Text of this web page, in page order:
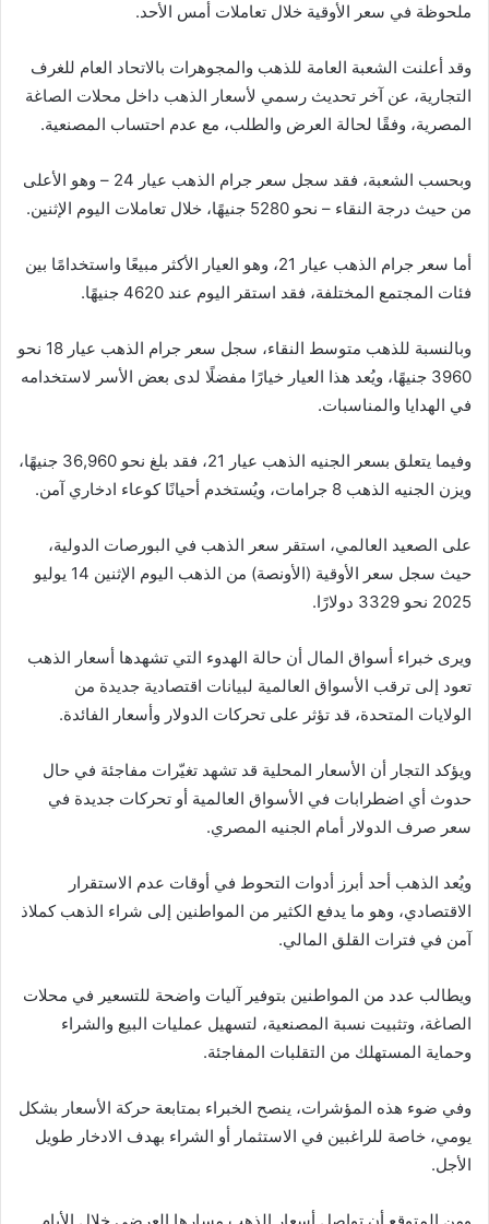
ملحوظة في سعر الأوقية خلال تعاملات أمس الأحد.
وقد أعلنت الشعبة العامة للذهب والمجوهرات بالاتحاد العام للغرف
التجارية، عن آخر تحديث رسمي لأسعار الذهب داخل محلات الصاغة
المصرية، وفقًا لحالة العرض والطلب، مع عدم احتساب المصنعية.
وبحسب الشعبة، فقد سجل سعر جرام الذهب عيار 24 – وهو الأعلى
من حيث درجة النقاء – نحو 5280 جنيهًا، خلال تعاملات اليوم الإثنين.
أما سعر جرام الذهب عيار 21، وهو العيار الأكثر مبيعًا واستخدامًا بين
فئات المجتمع المختلفة، فقد استقر اليوم عند 4620 جنيهًا.
وبالنسبة للذهب متوسط النقاء، سجل سعر جرام الذهب عيار 18 نحو
3960 جنيهًا، ويُعد هذا العيار خيارًا مفضلًا لدى بعض الأسر لاستخدامه
في الهدايا والمناسبات.
وفيما يتعلق بسعر الجنيه الذهب عيار 21، فقد بلغ نحو 36,960 جنيهًا،
ويزن الجنيه الذهب 8 جرامات، ويُستخدم أحيانًا كوعاء ادخاري آمن.
على الصعيد العالمي، استقر سعر الذهب في البورصات الدولية،
حيث سجل سعر الأوقية (الأونصة) من الذهب اليوم الإثنين 14 يوليو
2025 نحو 3329 دولارًا.
ويرى خبراء أسواق المال أن حالة الهدوء التي تشهدها أسعار الذهب
تعود إلى ترقب الأسواق العالمية لبيانات اقتصادية جديدة من
الولايات المتحدة، قد تؤثر على تحركات الدولار وأسعار الفائدة.
ويؤكد التجار أن الأسعار المحلية قد تشهد تغيّرات مفاجئة في حال
حدوث أي اضطرابات في الأسواق العالمية أو تحركات جديدة في
سعر صرف الدولار أمام الجنيه المصري.
ويُعد الذهب أحد أبرز أدوات التحوط في أوقات عدم الاستقرار
الاقتصادي، وهو ما يدفع الكثير من المواطنين إلى شراء الذهب كملاذ
آمن في فترات القلق المالي.
ويطالب عدد من المواطنين بتوفير آليات واضحة للتسعير في محلات
الصاغة، وتثبيت نسبة المصنعية، لتسهيل عمليات البيع والشراء
وحماية المستهلك من التقلبات المفاجئة.
وفي ضوء هذه المؤشرات، ينصح الخبراء بمتابعة حركة الأسعار بشكل
يومي، خاصة للراغبين في الاستثمار أو الشراء بهدف الادخار طويل
الأجل.